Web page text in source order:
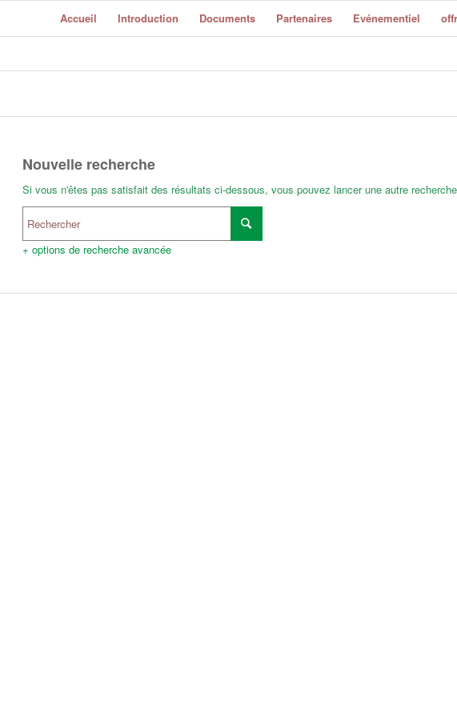
Accueil Introduction Documents Partenaires Evénementiel
Nouvelle recherche
Si vous n'êtes pas satisfait des résultats ci-dessous, vous pouvez lancer une autre
+ options de recherche avancée